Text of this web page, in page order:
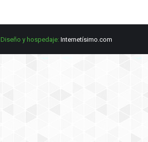
Diseño y hospedaje: Internetísimo.com